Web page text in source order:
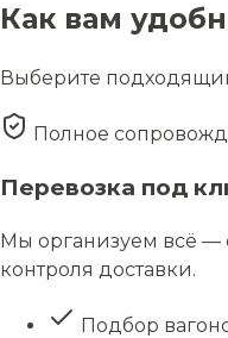
Как вам
Выберите
Полное
Перевозка под
Мы организуем всё —
контроля доставки.
Подбор